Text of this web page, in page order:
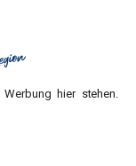
hier stehen.